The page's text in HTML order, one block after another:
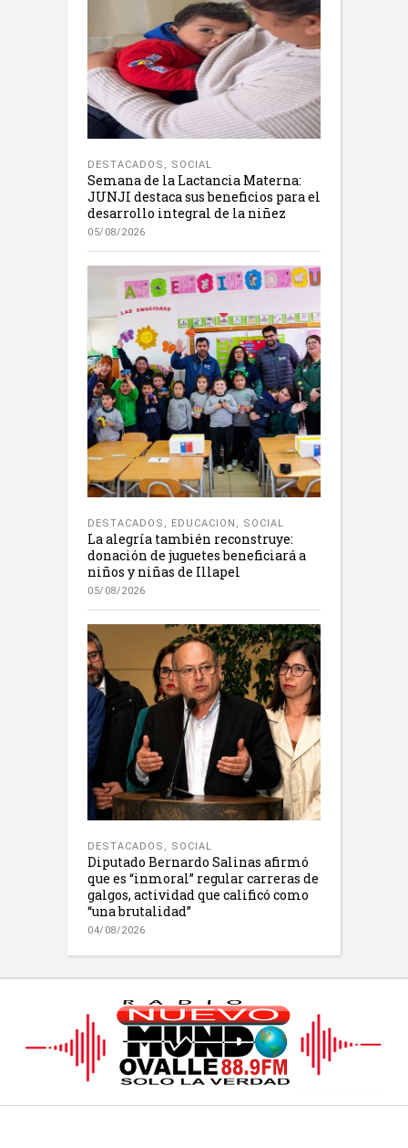
DESTACADOS SOCIAL
Semana de la Lactancia Materna:
JUNJI destaca sus beneficios para el
desarrollo integral de la niñez
05/08/2026
DESTACADOS , EDUCACION , SOCIAL
La alegría también reconstruye:
donación de juguetes beneficiará a
niños y niñas de Illapel
05/08/2026
DESTACADOS , SOCIAL
Diputado Bernardo Salinas afirmó
que es “inmoral” regular carreras de
galgos, actividad que calificó como
“una brutalidad”
04/08/2026